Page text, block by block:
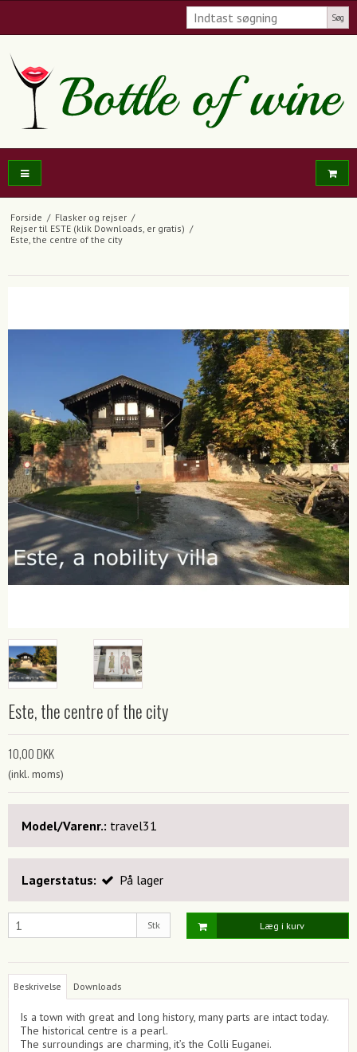
Søg
Forside / Flasker og rejser /
Rejser til ESTE (klik Downloads, er gratis) /
Este, the centre of the city
Este, the centre of the city
10,00 DKK
(inkl. moms)
Model/Varenr.: travel31
Lagerstatus: På lager
Stk Læg i kurv
Beskrivelse Downloads
Is a town with great and long history, many parts are intact today.
The historical centre is a pearl.
The surroundings are charming, it’s the Colli Euganei.